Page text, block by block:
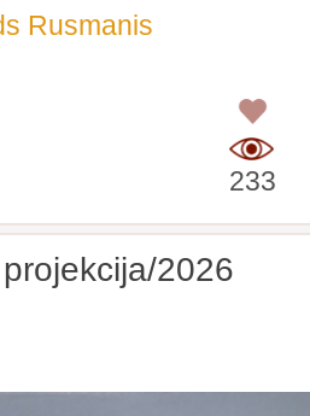
Rusmanis
233
2026